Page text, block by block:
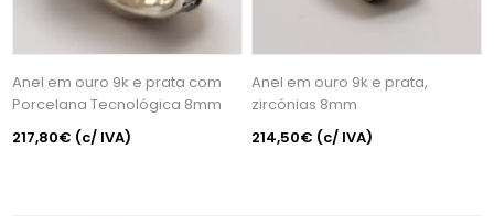
Anel em ouro 9k e prata com
Porcelana Tecnológica 8mm
217,80€ (c/ IVA)
Anel em ouro 9k e prata,
zircónias 8mm
214,50€ (c/ IVA)